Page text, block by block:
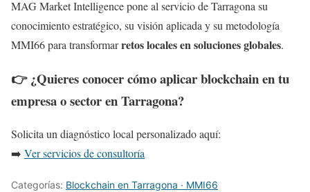
MAG Market Intelligence pone al servicio de Tarragona su
conocimiento estratégico, su visión aplicada y su metodología
MMI66 para transformarretos locales en soluciones globales.
👉 ¿Quieres conocer cómo aplicar blockchain en tu
empresa o sector en Tarragona?
Solicita un diagnóstico local personalizado aquí:
➡️ Ver servicios de consultoría
Categorías: Blockchain en Tarragona · MMI66